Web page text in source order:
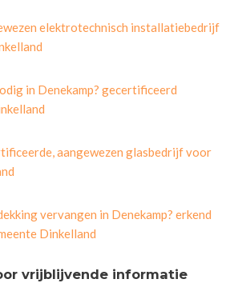
elektrotechnisch installatiebedrijf
in Denekamp? gecertificeerd
aangewezen glasbedrijf voor
vervangen in Denekamp? erkend
Dinkelland
vrijblijvende informatie